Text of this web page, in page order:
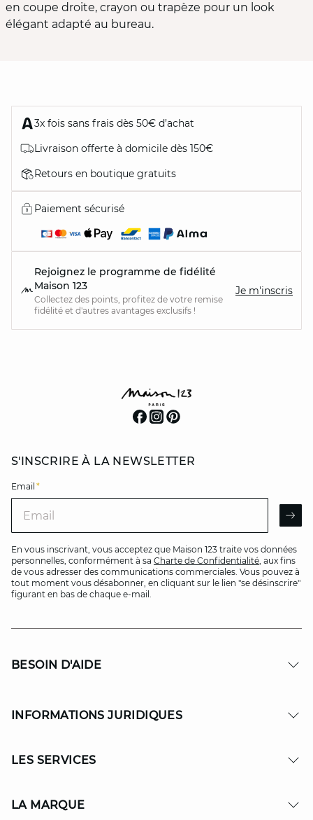
en coupe droite, crayon ou trapèze pour un look
élégant adapté au bureau.
3x fois sans frais dès 50€ d’achat
Livraison offerte à domicile dès 150€
Retours en boutique gratuits
Paiement sécurisé
Rejoignez le programme de fidélité
Maison 123
Collectez des points, profitez de votre remise
fidélité et d'autres avantages exclusifs !
Je m'inscris
S'INSCRIRE À LA NEWSLETTER
Email *
En vous inscrivant, vous acceptez que Maison 123 traite vos données
personnelles, conformément à sa Charte de Confidentialité, aux fins
de vous adresser des communications commerciales. Vous pouvez à
tout moment vous désabonner, en cliquant sur le lien "se désinscrire"
figurant en bas de chaque e-mail.
BESOIN D'AIDE
INFORMATIONS JURIDIQUES
LES SERVICES
LA MARQUE